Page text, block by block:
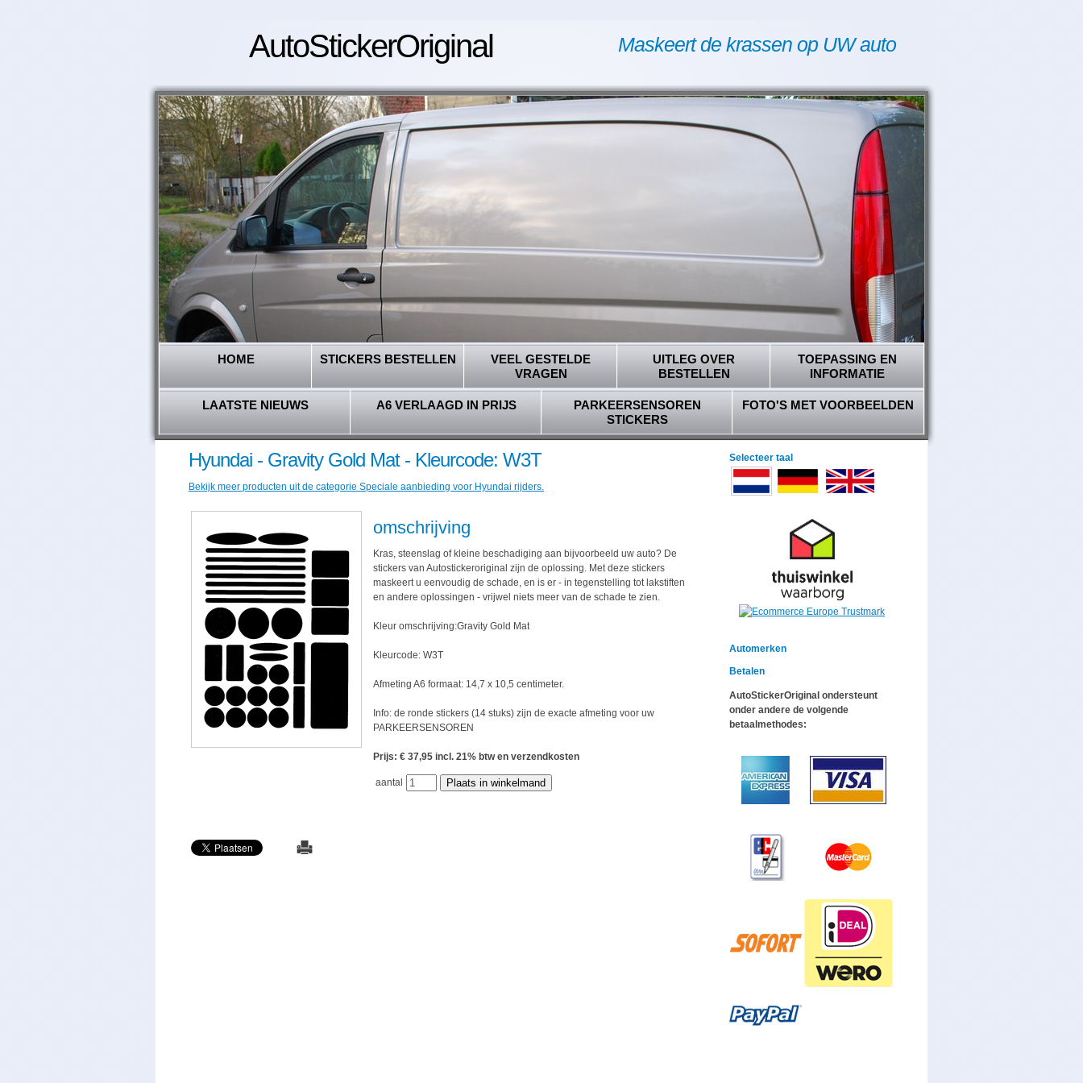
AutoStickerOriginal Maskeert de krassen op UW auto
HOME STICKERS BESTELLEN
VEEL GESTELDE
VRAGEN
UITLEG OVER
BESTELLEN
TOEPASSING EN
INFORMATIE
LAATSTE NIEUWS A6 VERLAAGD IN PRIJS
PARKEERSENSOREN
STICKERS
FOTO'S MET VOORBEELDEN
Hyundai - Gravity Gold Mat - Kleurcode: W3T
Bekijk meer producten uit de categorie Speciale aanbieding voor Hyundai rijders.
omschrijving
Kras, steenslag of kleine beschadiging aan bijvoorbeeld uw auto? De
stickers van Autostickeroriginal zijn de oplossing. Met deze stickers
maskeert u eenvoudig de schade, en is er - in tegenstelling tot lakstiften
en andere oplossingen - vrijwel niets meer van de schade te zien.
Kleur omschrijving:Gravity Gold Mat
Kleurcode: W3T
Afmeting A6 formaat: 14,7 x 10,5 centimeter.
Info: de ronde stickers (14 stuks) zijn de exacte afmeting voor uw
PARKEERSENSOREN
Prijs: € 37,95 incl. 21% btw en verzendkosten
aantal
Selecteer taal
Automerken
Betalen
AutoStickerOriginal ondersteunt
onder andere de volgende
betaalmethodes: